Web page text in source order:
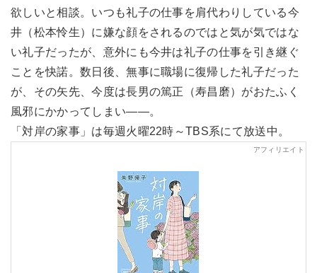
欲しいと相談。いつも礼子の仕事を肩代わりしている今
井（松本怜生）に嫌な顔をされるのではと気が気ではな
い礼子だったが、意外にも今井は礼子の仕事を引き継ぐ
ことを快諾。数日後、無事に職場に復帰した礼子だった
が、その矢先、今度は長男の篤正（寿昌磨）がおたふく
風邪にかかってしまい――。
「対岸の家事」は毎週火曜22時～TBS系にて放送中。